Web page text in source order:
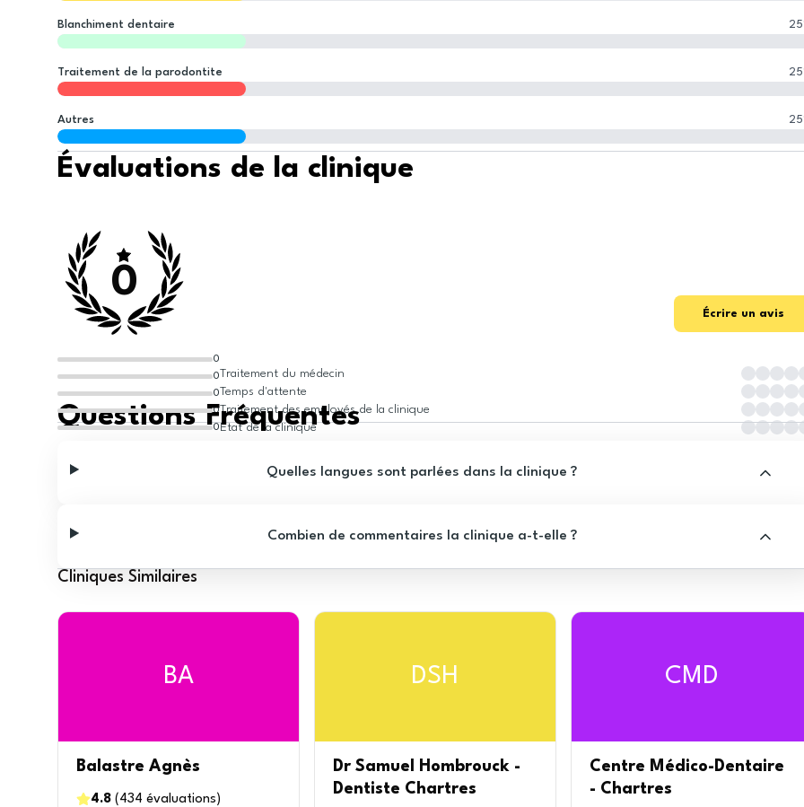
Blanchiment dentaire 25
Traitement de la parodontite 25
Autres 25
Évaluations de la clinique
0
0
0
0
0
0
Écrire un avis
Traitement du médecin
Temps d'attente
Traitement des employés de la clinique
État de la clinique
Questions Fréquentes
Quelles langues sont parlées dans la clinique ?
Combien de commentaires la clinique a-t-elle ?
Cliniques Similaires
BA
Balastre Agnès
4.8 ( 434 évaluations )
DSH
Dr Samuel Hombrouck -
Dentiste Chartres
CMD
Centre Médico-Dentaire
- Chartres